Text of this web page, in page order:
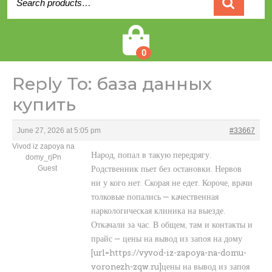
for:
0
Reply To: база данных
купить
June 27, 2026 at 5:05 pm
#33667
Vivod iz zapoya na
domy_rjPn
Guest
Народ, попал в такую передрягу.
Родственник пьет без остановки. Нервов
ни у кого нет. Скорая не едет. Короче, врачи
толковые попались — качественная
наркологическая клиника на выезде.
Откачали за час. В общем, там и контакты и
прайс — цены на вывод из запоя на дому
[url=https://vyvod-iz-zapoya-na-domu-
voronezh-zqw.ru]цены на вывод из запоя